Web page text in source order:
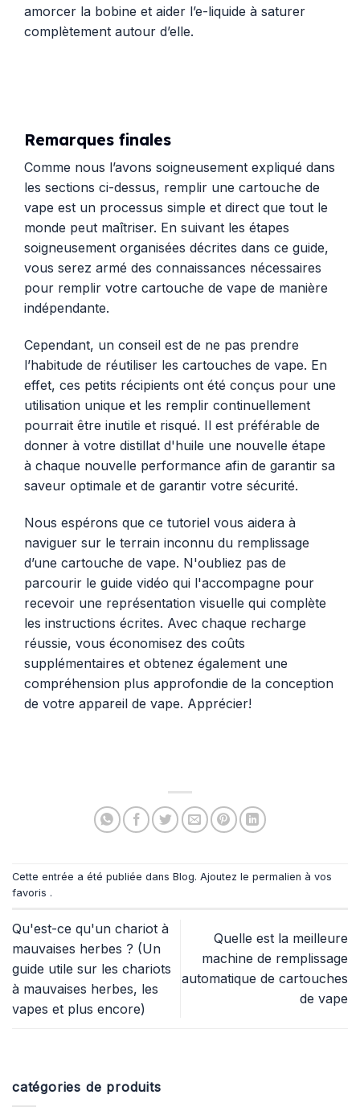
amorcer la bobine et aider l’e-liquide à saturer
complètement autour d’elle.
Remarques finales
Comme nous l’avons soigneusement expliqué dans
les sections ci-dessus, remplir une cartouche de
vape est un processus simple et direct que tout le
monde peut maîtriser. En suivant les étapes
soigneusement organisées décrites dans ce guide,
vous serez armé des connaissances nécessaires
pour remplir votre cartouche de vape de manière
indépendante.
Cependant, un conseil est de ne pas prendre
l’habitude de réutiliser les cartouches de vape. En
effet, ces petits récipients ont été conçus pour une
utilisation unique et les remplir continuellement
pourrait être inutile et risqué. Il est préférable de
donner à votre distillat d'huile une nouvelle étape
à chaque nouvelle performance afin de garantir sa
saveur optimale et de garantir votre sécurité.
Nous espérons que ce tutoriel vous aidera à
naviguer sur le terrain inconnu du remplissage
d’une cartouche de vape. N'oubliez pas de
parcourir le guide vidéo qui l'accompagne pour
recevoir une représentation visuelle qui complète
les instructions écrites. Avec chaque recharge
réussie, vous économisez des coûts
supplémentaires et obtenez également une
compréhension plus approfondie de la conception
de votre appareil de vape. Apprécier!
Cette entrée a été publiée dans Blog. Ajoutez le permalien à vos
favoris .
Qu'est-ce qu'un chariot à
mauvaises herbes ? (Un
guide utile sur les chariots
à mauvaises herbes, les
vapes et plus encore)
Quelle est la meilleure
machine de remplissage
automatique de cartouches
de vape
catégories de produits